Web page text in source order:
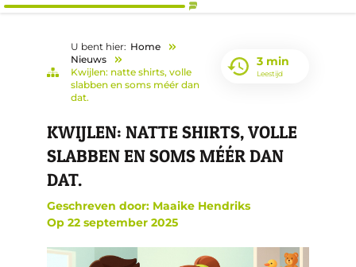
U bent hier: Home
Nieuws
Kwijlen: natte shirts, volle
slabben en soms méér dan
dat.
3 min
Leestijd
KWIJ­LEN: NATTE SHIRTS, VOLLE
SLAB­BEN EN SOMS MÉÉR DAN
DAT.
Geschreven door: Maaike Hendriks
Op 22 september 2025